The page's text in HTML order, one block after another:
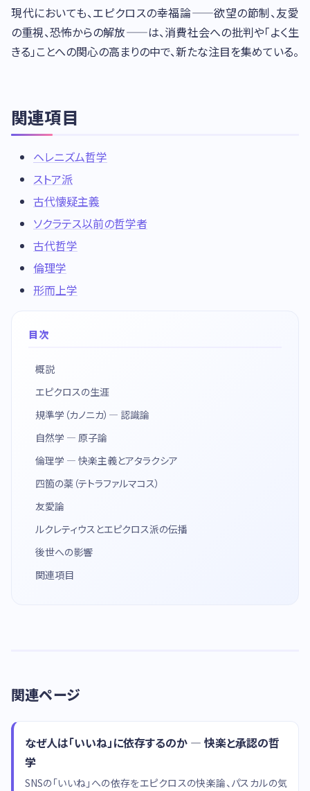
現代においても、エピクロスの幸福論——欲望の節制、友愛
の重視、恐怖からの解放——は、消費社会への批判や「よく生
きる」ことへの関心の高まりの中で、新たな注目を集めている。
関連項目
ヘレニズム哲学
ストア派
古代懐疑主義
ソクラテス以前の哲学者
古代哲学
倫理学
形而上学
目次
概説
エピクロスの生涯
規準学（カノニカ）— 認識論
自然学 — 原子論
倫理学 — 快楽主義とアタラクシア
四箇の薬（テトラファルマコス）
友愛論
ルクレティウスとエピクロス派の伝播
後世への影響
関連項目
関連ページ
なぜ人は「いいね」に依存するのか — 快楽と承認の哲
学
SNSの「いいね」への依存をエピクロスの快楽論、パスカルの気